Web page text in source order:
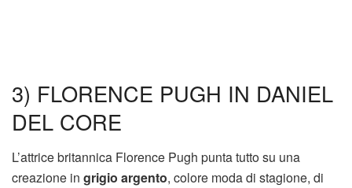
3) FLORENCE PUGH IN DANIEL
DEL CORE
L’attrice britannica Florence Pugh punta tutto su una
creazione in grigio argento, colore moda di stagione, di